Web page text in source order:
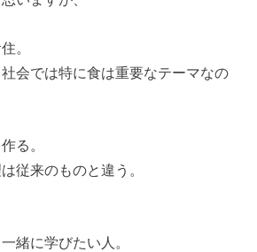
。
会では特に食は重要なテーマなの
る。
従来のものと違う。
緒に学びたい人。